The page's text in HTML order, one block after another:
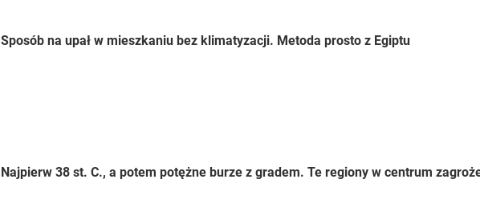
Sposób na upał w mieszkaniu bez klimatyzacji. Metoda prosto z Egiptu
Najpierw 38 st. C., a potem potężne burze z gradem. Te regiony w centrum